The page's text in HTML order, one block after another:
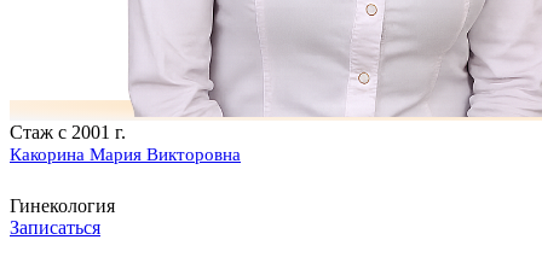
Стаж с 2001 г.
Какорина Мария Викторовна
Гинекология
Записаться